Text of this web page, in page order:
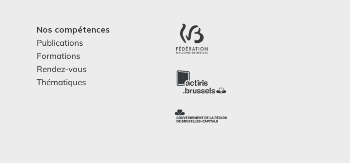
Nos compétences
Publications
Formations
Rendez-vous
Thématiques